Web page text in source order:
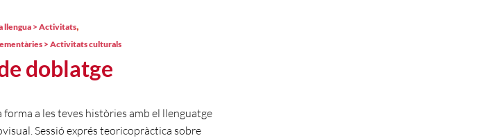
doblatge
llengua > Activitats,
> Activitats culturals
forma a les teves històries amb el llenguatge
Sessió exprés teoricopràctica sobre